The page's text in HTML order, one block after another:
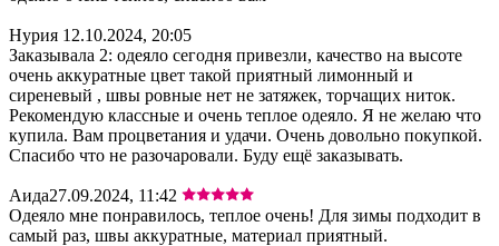
Нурия 12.10.2024, 20:05
Заказывала 2: одеяло сегодня привезли, качество на высоте
очень аккуратные цвет такой приятный лимонный и
сиреневый , швы ровные нет не затяжек, торчащих ниток.
Рекомендую классные и очень теплое одеяло. Я не желаю что
купила. Вам процветания и удачи. Очень довольно покупкой.
Спасибо что не разочаровали. Буду ещё заказывать.
Аида27.09.2024, 11:42
Одеяло мне понравилось, теплое очень! Для зимы подходит в
самый раз, швы аккуратные, материал приятный.